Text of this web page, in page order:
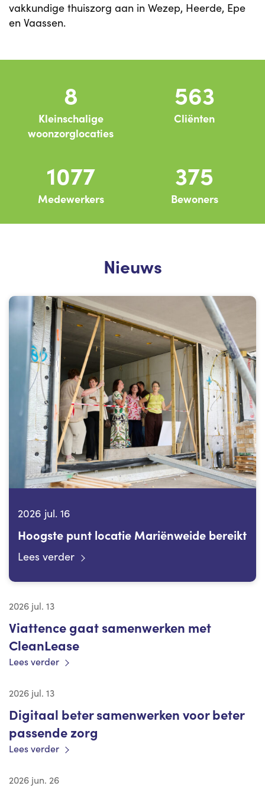
vakkundige thuiszorg aan in Wezep, Heerde, Epe
en Vaassen.
8
Kleinschalige
woonzorglocaties
570
Cliënten
1093
Medewerkers
380
Bewoners
Nieuws
2026 jul. 16
Hoogste punt locatie Mariënweide bereikt
Lees verder
2026 jul. 13
Viattence gaat samenwerken met
CleanLease
Lees verder
2026 jul. 13
Digitaal beter samenwerken voor beter
passende zorg
Lees verder
2026 jun. 26